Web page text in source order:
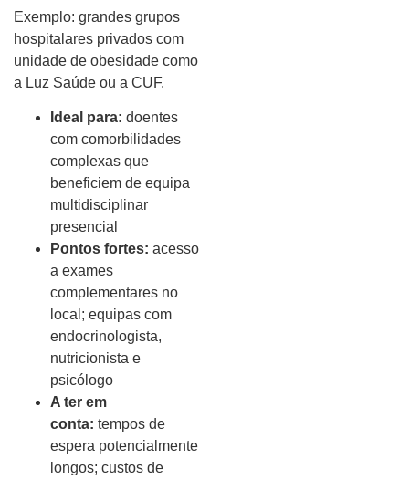
Exemplo: grandes grupos
hospitalares privados com
unidade de obesidade como
a Luz Saúde ou a CUF.
Ideal para: doentes
com comorbilidades
complexas que
beneficiem de equipa
multidisciplinar
presencial
Pontos fortes: acesso
a exames
complementares no
local; equipas com
endocrinologista,
nutricionista e
psicólogo
A ter em
conta: tempos de
espera potencialmente
longos; custos de